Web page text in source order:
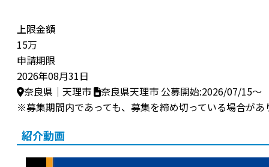
上限金額
15万
申請期限
2026年08月31日
奈良県｜天理市
奈良県天理市 公募開始:2026/07/15～
※募集期間内であっても、募集を締め切っている場合があ
紹介動画